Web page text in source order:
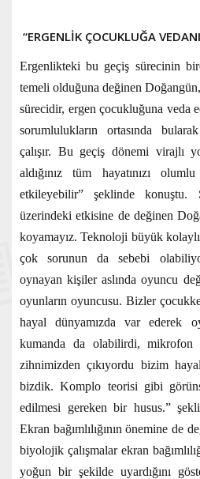
“ERGENLİK ÇOCUKLUĞA
Ergenlikteki bu geçiş sürecinin
temeli olduğuna değinen
sürecidir, ergen çocukluğuna veda
sorumlulukların ortasında
çalışır. Bu geçiş dönemi virajlı
aldığınız tüm hayatınızı
etkileyebilir” şeklinde konuştu.
üzerindeki etkisine de değinen
koyamayız. Teknoloji büyük
çok sorunun da sebebi
oynayan kişiler aslında oyuncu
oyunların oyuncusu. Bizler
hayal dünyamızda var ederek
kumanda da olabilirdi,
zihnimizden çıkıyordu bizim
bizdik. Komplo teorisi gibi
edilmesi gereken bir husus.”
Ekran bağımlılığının önemine de
biyolojik çalışmalar ekran
yoğun bir şekilde uyardığını